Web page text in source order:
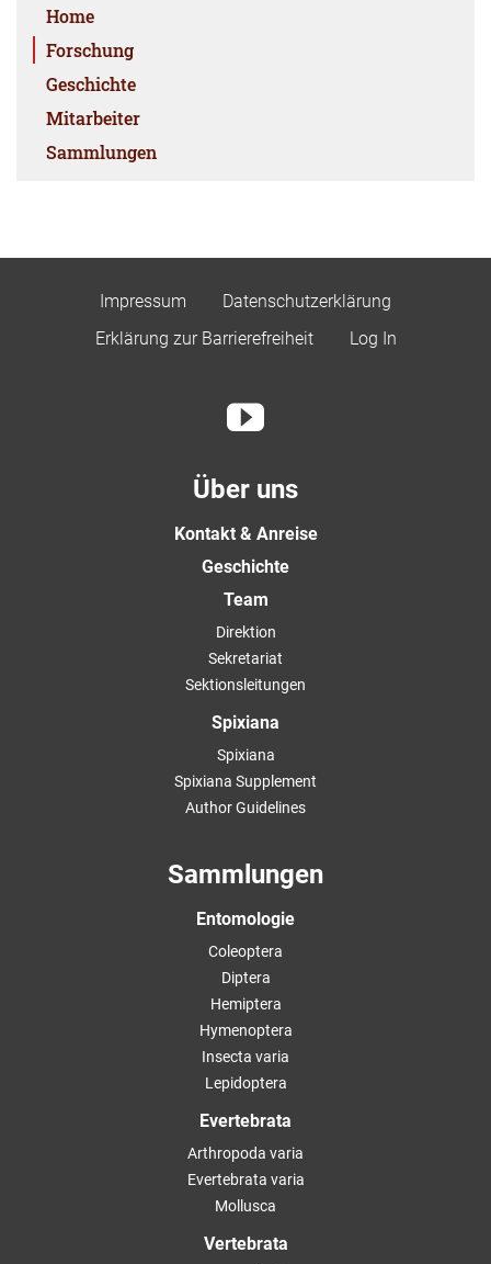
Home
Forschung
Geschichte
Mitarbeiter
Sammlungen
Impressum
Datenschutzerklärung
Erklärung zur Barrierefreiheit
Log In
Über uns
Kontakt & Anreise
Geschichte
Team
Direktion
Sekretariat
Sektionsleitungen
Spixiana
Spixiana
Spixiana Supplement
Author Guidelines
Sammlungen
Entomologie
Coleoptera
Diptera
Hemiptera
Hymenoptera
Insecta varia
Lepidoptera
Evertebrata
Arthropoda varia
Evertebrata varia
Mollusca
Vertebrata